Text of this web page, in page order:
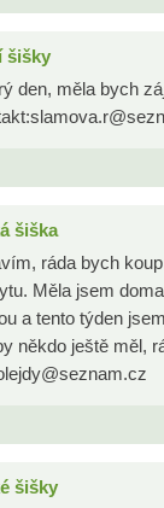
šišky
den, měla bych
šiška
ráda bych
Měla jsem
a tento týden
někdo ještě měl,
šišky